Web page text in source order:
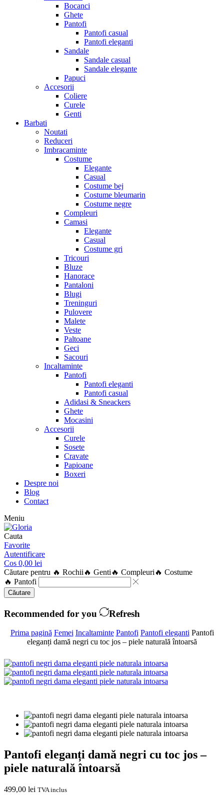
Bocanci
Ghete
Pantofi
Pantofi casual
Pantofi eleganti
Sandale
Sandale casual
Sandale elegante
Papuci
Accesorii
Coliere
Curele
Genti
Barbati
Noutati
Reduceri
Imbracaminte
Costume
Elegante
Casual
Costume bej
Costume bleumarin
Costume negre
Compleuri
Camasi
Elegante
Casual
Costume gri
Tricouri
Bluze
Hanorace
Pantaloni
Blugi
Treninguri
Pulovere
Malete
Veste
Paltoane
Geci
Sacouri
Incaltaminte
Pantofi
Pantofi eleganti
Pantofi casual
Adidasi & Sneackers
Ghete
Mocasini
Accesorii
Curele
Sosete
Cravate
Papioane
Boxeri
Despre noi
Blog
Contact
Meniu
Cauta
Favorite
Autentificare
Cos 0,00 lei
Căutare pentru 🔥 Rochii 🔥 Genti 🔥 Compleuri 🔥 Costume
🔥 Pantofi
Căutare
Recommended for you Refresh
Prima pagină Femei Incaltaminte Pantofi Pantofi eleganti Pantofi
eleganți damă negri cu toc jos – piele naturală întoarsă
Pantofi eleganți damă negri cu toc jos –
piele naturală întoarsă
499,00 lei TVA inclus